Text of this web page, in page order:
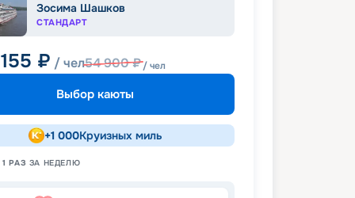
Зосима Шашков
СТАНДАРТ
₽ / чел54 900₽/ чел
Выбор каюты
+1 000Круизных миль
1 РАЗ ЗА НЕДЕЛЮ